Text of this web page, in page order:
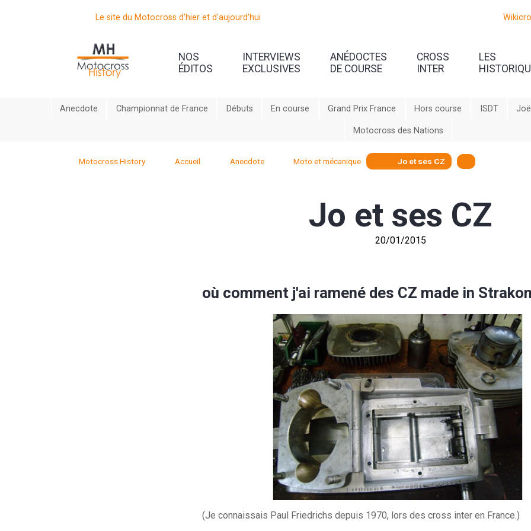
Le site du Motocross d'hier et d'aujourd'hui
NOS
ÉDITOS
INTERVIEWS
EXCLUSIVES
ANÉDOCTES
DE COURSE
CROSS
INTER
LES
Anecdote Championnat de France Débuts En course Grand Prix France Hors course ISDT
Motocross des Nations
Motocross History Accueil Anecdote Moto et mécanique Jo et ses CZ
Jo et ses CZ
20/01/2015
où comment j'ai ramené des CZ made in
(Je connaissais Paul Friedrichs depuis 1970, lors des cross inter en France.)